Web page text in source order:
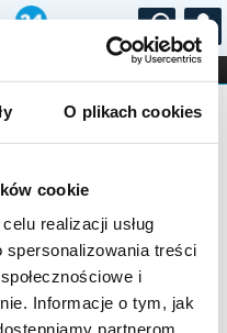
O plikach cookies
cookie
realizacji usług
spersonalizowania treści
i
Informacje o tym, jak
partnerom
...
STAND-UP
na wydarzenie